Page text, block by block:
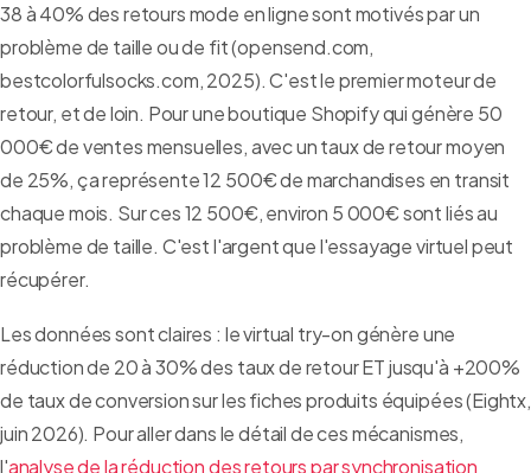
38 à 40% des retours mode en ligne sont motivés par un
problème de taille ou de fit (opensend.com,
bestcolorfulsocks.com, 2025). C'est le premier moteur de
retour, et de loin. Pour une boutique Shopify qui génère 50
000€ de ventes mensuelles, avec un taux de retour moyen
de 25%, ça représente 12 500€ de marchandises en transit
chaque mois. Sur ces 12 500€, environ 5 000€ sont liés au
problème de taille. C'est l'argent que l'essayage virtuel peut
récupérer.
Les données sont claires : le virtual try-on génère une
réduction de 20 à 30% des taux de retour ET jusqu'à +200%
de taux de conversion sur les fiches produits équipées (Eightx,
juin 2026). Pour aller dans le détail de ces mécanismes,
l'analyse de la réduction des retours par synchronisation